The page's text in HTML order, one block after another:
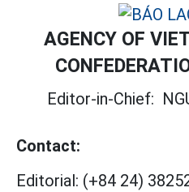
AGENCY OF
Editor-in-Chief:
Contact:
Editorial: (+84 24)